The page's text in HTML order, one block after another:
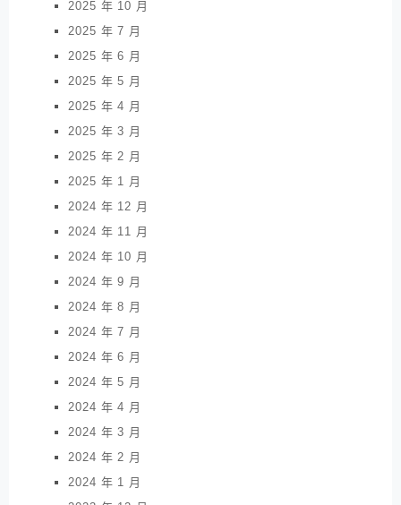
2025 年 10 月
2025 年 7 月
2025 年 6 月
2025 年 5 月
2025 年 4 月
2025 年 3 月
2025 年 2 月
2025 年 1 月
2024 年 12 月
2024 年 11 月
2024 年 10 月
2024 年 9 月
2024 年 8 月
2024 年 7 月
2024 年 6 月
2024 年 5 月
2024 年 4 月
2024 年 3 月
2024 年 2 月
2024 年 1 月